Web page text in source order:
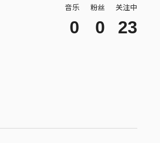
音乐
0
粉丝
0
关注中
23